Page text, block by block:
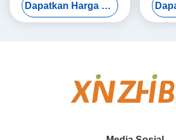
Kayu dan Konstruksi
Dapatkan Harga Terbaik